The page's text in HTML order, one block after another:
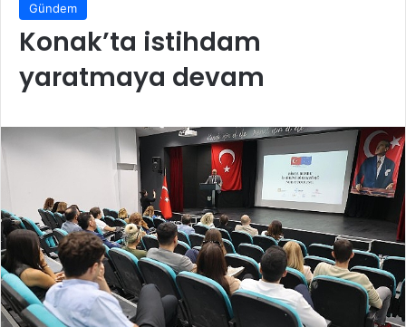
Gündem
Konak’ta istihdam
yaratmaya devam